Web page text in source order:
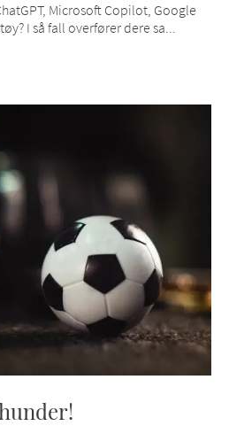
Microsoft Copilot, Google
I så fall overfører dere sa...